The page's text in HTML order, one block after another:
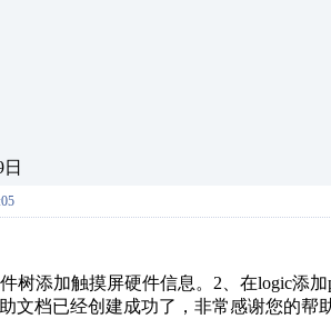
树添加触摸屏硬件信息。2、在logic添
文档已经创建成功了，非常感谢您的帮